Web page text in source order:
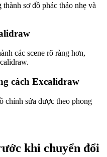
sơ đồ phác thảo nhẹ và
các scene rõ ràng hơn,
cách Excalidraw
chỉnh sửa được theo phong
khi chuyển đổi